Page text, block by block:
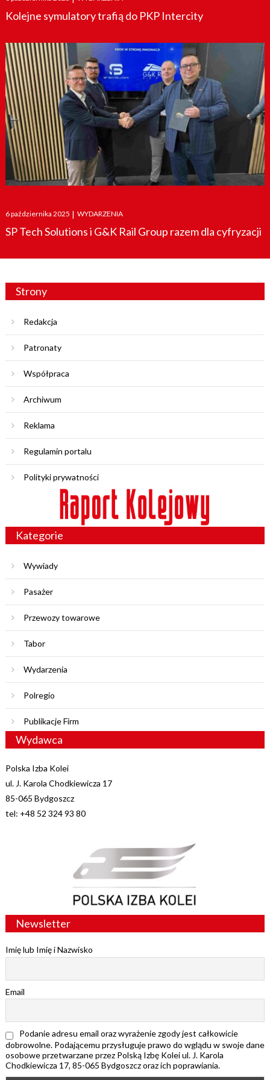
on
Kolejne symulatory trafią do PKP Intercity
Posted
on
6 października 2025 | WYDARZENIA
SP Tech Solutions i G&K Rail Group razem dla cyfryzacji
Strony
Redakcja
Patronaty
Współpraca
Archiwum
Reklama
Regulamin portalu
Polityki prywatności
Kategorie
Wywiady
Pasażer
Przewozy towarowe
Tabor
Wydarzenia
Polregio
Publikacje Firm
Wydawca
Polska Izba Kolei
ul. J. Karola Chodkiewicza 17
85-065 Bydgoszcz
tel: +48 52 324 93 80
Newsletter
Imię lub Imię i Nazwisko
Email
Podanie adresu email oraz wyrażenie zgody jest całkowicie
dobrowolne. Podającemu przysługuje prawo do wglądu w swoje dane
osobowe przetwarzane przez Polską Izbę Kolei ul. J. Karola
Chodkiewicza 17, 85-065 Bydgoszcz oraz ich poprawiania.